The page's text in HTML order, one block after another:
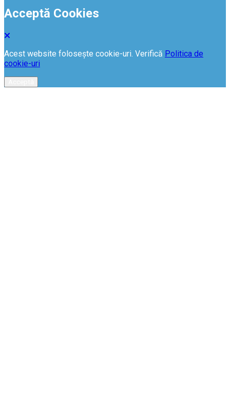
Acceptă Cookies
Acest website folosește cookie-uri. Verifică Politica de
cookie-uri